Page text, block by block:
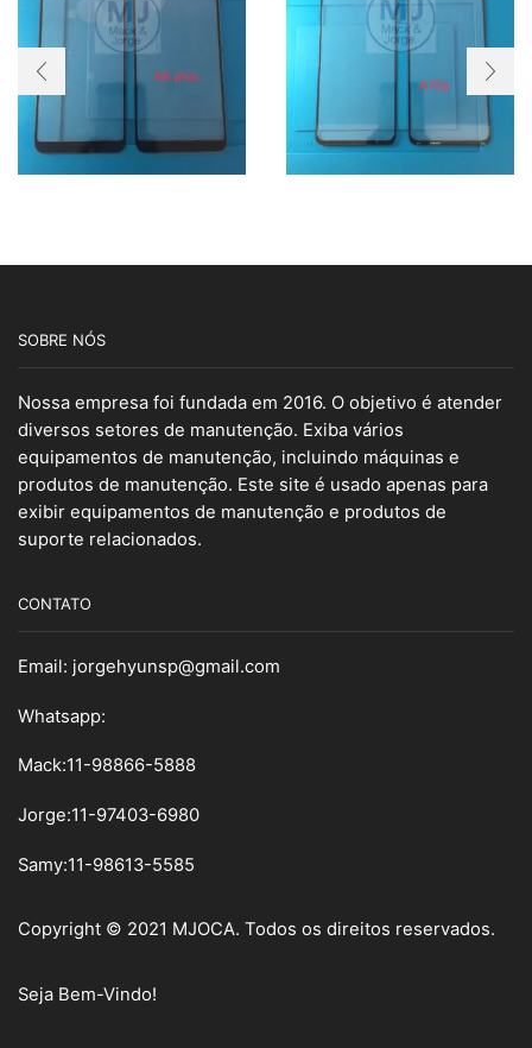
SOBRE NÓS
Nossa empresa foi fundada em 2016. O objetivo é atender
diversos setores de manutenção. Exiba vários
equipamentos de manutenção, incluindo máquinas e
produtos de manutenção. Este site é usado apenas para
exibir equipamentos de manutenção e produtos de
suporte relacionados.
CONTATO
Email: jorgehyunsp@gmail.com
Whatsapp:
Mack:11-98866-5888
Jorge:11-97403-6980
Samy:11-98613-5585
Copyright © 2021 MJOCA. Todos os direitos reservados.
Seja Bem-Vindo!